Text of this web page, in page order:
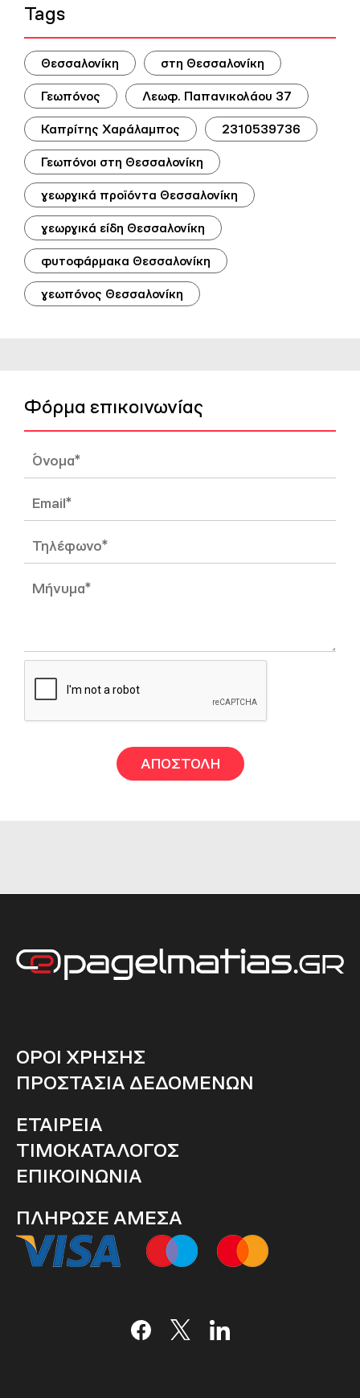
Tags
Θεσσαλονίκη στη Θεσσαλονίκη
Γεωπόνος Λεωφ. Παπανικολάου 37
Καπρίτης Χαράλαμπος 2310539736
Γεωπόνοι στη Θεσσαλονίκη
γεωργικά προϊόντα Θεσσαλονίκη
γεωργικά είδη Θεσσαλονίκη
φυτοφάρμακα Θεσσαλονίκη
γεωπόνος Θεσσαλονίκη
Φόρμα επικοινωνίας
ΟΡΟΙ ΧΡΗΣΗΣ
ΠΡΟΣΤΑΣΙΑ ΔΕΔΟΜΕΝΩΝ
ΕΤΑΙΡΕΙΑ
ΤΙΜΟΚΑΤΑΛΟΓΟΣ
ΕΠΙΚΟΙΝΩΝΙΑ
ΠΛΗΡΩΣΕ ΑΜΕΣΑ